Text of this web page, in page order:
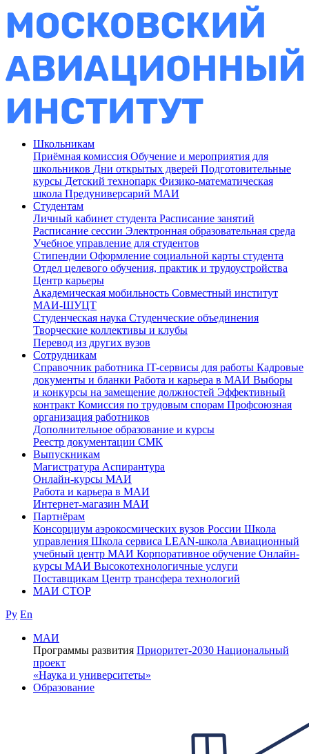
Школьникам
Приёмная комиссия Обучение и мероприятия для
школьников Дни открытых дверей Подготовительные
курсы Детский технопарк Физико-математическая
школа Предуниверсарий МАИ
Студентам
Личный кабинет студента Расписание занятий
Расписание сессии Электронная образовательная среда
Учебное управление для студентов
Стипендии Оформление социальной карты студента
Отдел целевого обучения, практик и трудоустройства
Центр карьеры
Академическая мобильность Совместный институт
МАИ-ШУЦТ
Студенческая наука Студенческие объединения
Творческие коллективы и клубы
Перевод из других вузов
Сотрудникам
Cправочник работника IT-сервисы для работы Кадровые
документы и бланки Работа и карьера в МАИ Выборы
и конкурсы на замещение должностей Эффективный
контракт Комиссия по трудовым спорам Профсоюзная
организация работников
Дополнительное образование и курсы
Реестр документации СМК
Выпускникам
Магистратура Аспирантура
Онлайн-курсы МАИ
Работа и карьера в МАИ
Интернет-магазин МАИ
Партнёрам
Консорциум аэрокосмических вузов России Школа
управления Школа сервиса LEAN-школа Авиационный
учебный центр МАИ Корпоративное обучение Онлайн-
курсы МАИ Высокотехнологичные услуги
Поставщикам Центр трансфера технологий
МАИ СТОР
Ру En
МАИ
Программы развития Приоритет-2030 Национальный
проект
«Наука и университеты»
Образование